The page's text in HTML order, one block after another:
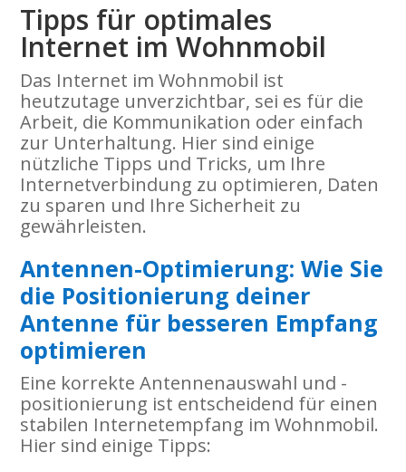
Tipps für optimales
Internet im Wohnmobil
Das Internet im Wohnmobil ist
heutzutage unverzichtbar, sei es für die
Arbeit, die Kommunikation oder einfach
zur Unterhaltung. Hier sind einige
nützliche Tipps und Tricks, um Ihre
Internetverbindung zu optimieren, Daten
zu sparen und Ihre Sicherheit zu
gewährleisten.
Antennen-Optimierung: Wie Sie
die Positionierung deiner
Antenne für besseren Empfang
optimieren
Eine korrekte Antennenauswahl und -
positionierung ist entscheidend für einen
stabilen Internetempfang im Wohnmobil.
Hier sind einige Tipps: